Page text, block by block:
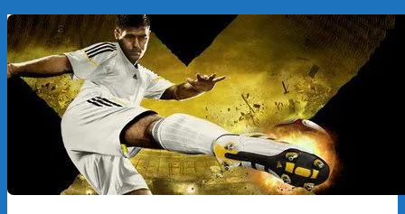
Перейти
к
содержимому